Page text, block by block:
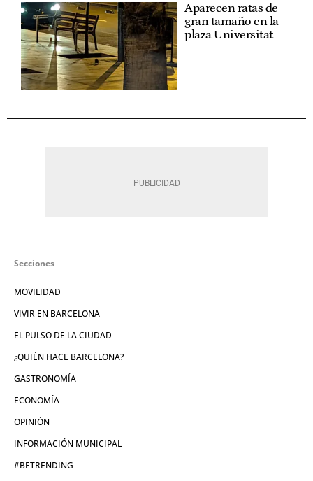
Aparecen ratas de
gran tamaño en la
plaza Universitat
Secciones
MOVILIDAD
VIVIR EN BARCELONA
EL PULSO DE LA CIUDAD
¿QUIÉN HACE BARCELONA?
GASTRONOMÍA
ECONOMÍA
OPINIÓN
INFORMACIÓN MUNICIPAL
#BETRENDING